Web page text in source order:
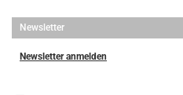
Newsletter
Newsletter anmelden